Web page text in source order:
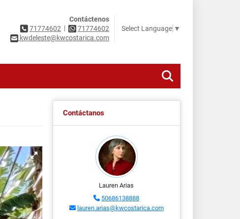
Contáctenos
71774602 |
71774602
kwdeleste@kwcostarica.com
Select Language ▼
Contáctanos
Lauren Arias
50686138888
lauren.arias@kwcostarica.com